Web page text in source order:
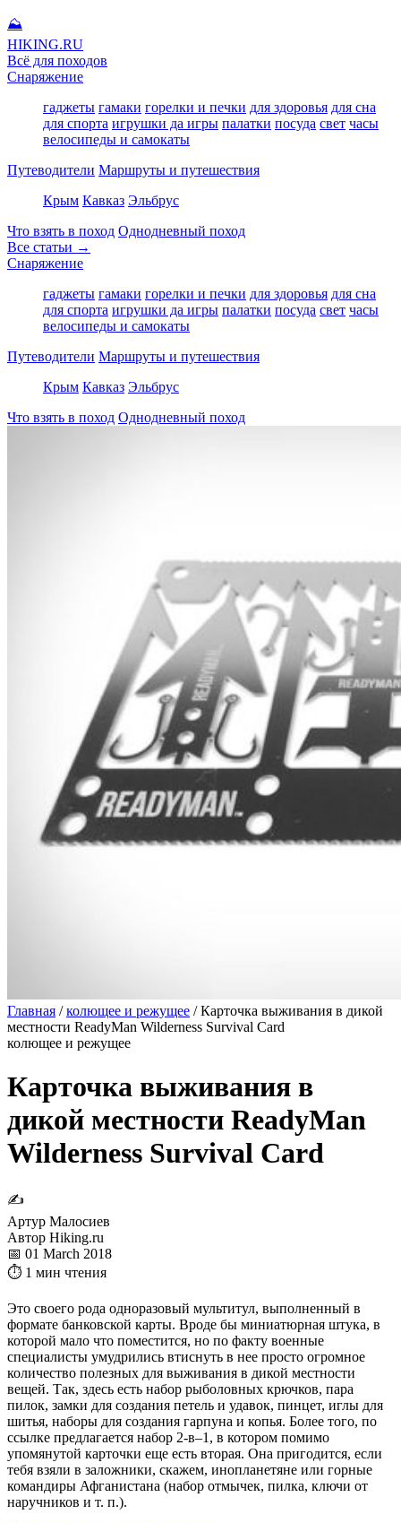
⛰
HIKING.RU
Всё для походов
Снаряжение
гаджеты гамаки горелки и печки для здоровья для сна
для спорта игрушки да игры палатки посуда свет часы
велосипеды и самокаты
Путеводители Маршруты и путешествия
Крым Кавказ Эльбрус
Что взять в поход Однодневный поход
Все статьи →
Снаряжение
гаджеты гамаки горелки и печки для здоровья для сна
для спорта игрушки да игры палатки посуда свет часы
велосипеды и самокаты
Путеводители Маршруты и путешествия
Крым Кавказ Эльбрус
Что взять в поход Однодневный поход
Главная / колющее и режущее / Карточка выживания в дикой
местности ReadyMan Wilderness Survival Card
колющее и режущее
Карточка выживания в
дикой местности ReadyMan
Wilderness Survival Card
✍
Артур Малосиев
Автор Hiking.ru
📅 01 March 2018
⏱ 1 мин чтения
Это своего рода одноразовый мультитул, выполненный в
формате банковской карты. Вроде бы миниатюрная штука, в
которой мало что поместится, но по факту военные
специалисты умудрились втиснуть в нее просто огромное
количество полезных для выживания в дикой местности
вещей. Так, здесь есть набор рыболовных крючков, пара
пилок, замки для создания петель и удавок, пинцет, иглы для
шитья, наборы для создания гарпуна и копья. Более того, по
ссылке предлагается набор 2-в–1, в котором помимо
упомянутой карточки еще есть вторая. Она пригодится, если
тебя взяли в заложники, скажем, инопланетяне или горные
командиры Афганистана (набор отмычек, пилка, ключи от
наручников и т. п.).